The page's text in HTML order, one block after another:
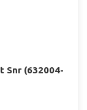
Snr (632004-